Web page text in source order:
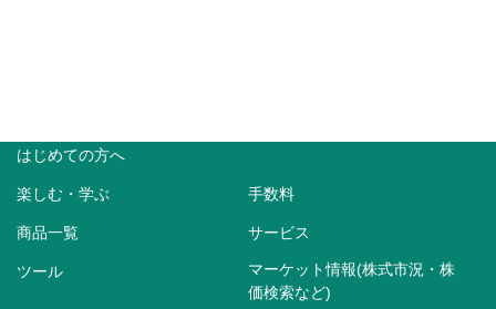
はじめての方へ
楽しむ・学ぶ 手数料
商品一覧 サービス
ツール
マーケット情報(株式市況・株
価検索など)